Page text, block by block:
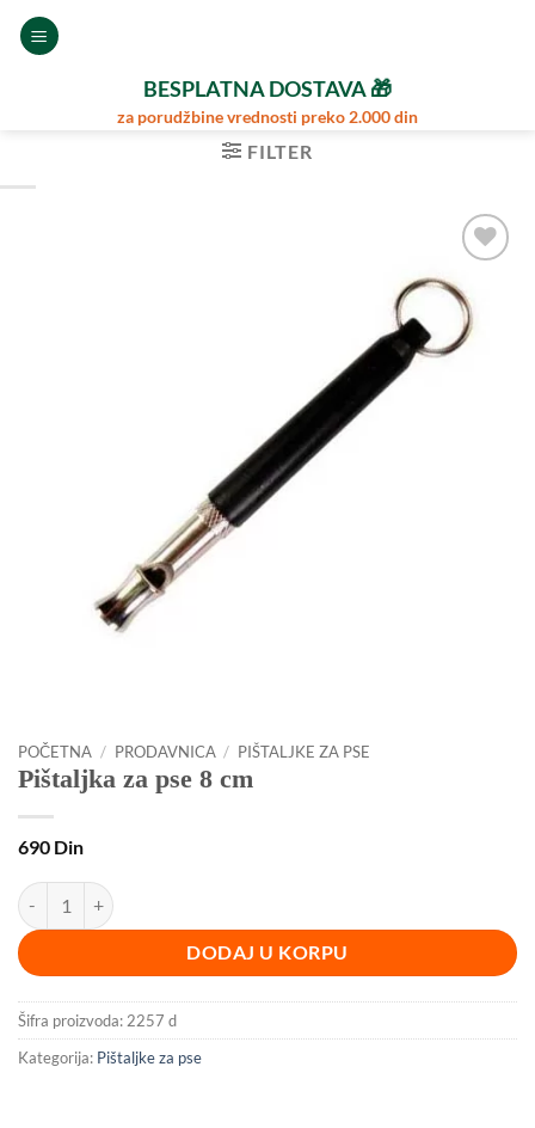
Preskoči
BESPLATNA DOSTAVA 🎁
za porudžbine vrednosti preko 2.000 din
FILTER
Dodajte
u
Omiljene
POČETNA / PRODAVNICA / PIŠTALJKE ZA PSE
Pištaljka za pse 8 cm
690 Din
Pištaljka za pse 8 cm količina
DODAJ U KORPU
Šifra proizvoda: 2257 d
Kategorija: Pištaljke za pse